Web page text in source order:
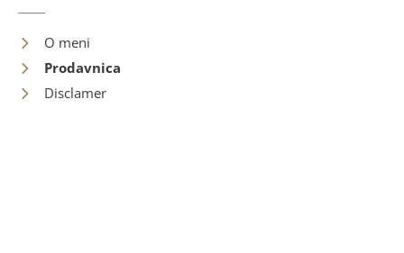
O meni
Prodavnica
Disclamer